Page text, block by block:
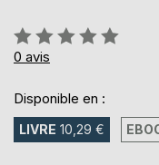
Évaluation:
0%
0 avis
Disponible en :
LIVRE 10,29 €